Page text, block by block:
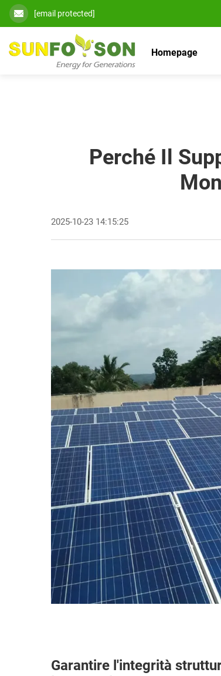
[email protected]
Homepage
Perché Il
2025-10-23 14:15:25
Garantire l'integrità